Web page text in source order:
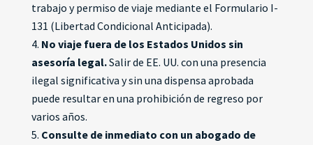
trabajo y permiso de viaje mediante el Formulario I-
131 (Libertad Condicional Anticipada).
No viaje fuera de los Estados Unidos sin
asesoría legal.Salir de EE. UU. con una presencia
ilegal significativa y sin una dispensa aprobada
puede resultar en una prohibición de regreso por
varios años.
Consulte de inmediato con un abogado de